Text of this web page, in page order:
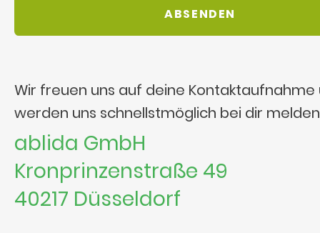
Wir freuen uns auf deine Kontaktaufnahme
werden uns schnellstmöglich bei dir
ablida GmbH
Kronprinzenstraße 49
40217 Düsseldorf